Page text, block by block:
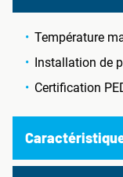
Température
Installation de
Certification